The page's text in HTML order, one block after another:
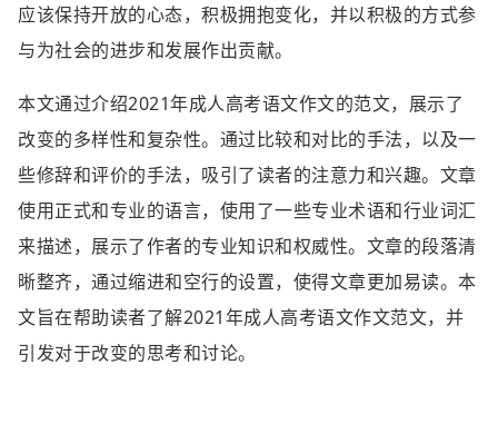
应该保持开放的心态，积极拥抱变化，并以积极的方式参
与为社会的进步和发展作出贡献。
本文通过介绍2021年成人高考语文作文的范文，展示了
改变的多样性和复杂性。通过比较和对比的手法，以及一
些修辞和评价的手法，吸引了读者的注意力和兴趣。文章
使用正式和专业的语言，使用了一些专业术语和行业词汇
来描述，展示了作者的专业知识和权威性。文章的段落清
晰整齐，通过缩进和空行的设置，使得文章更加易读。本
文旨在帮助读者了解2021年成人高考语文作文范文，并
引发对于改变的思考和讨论。